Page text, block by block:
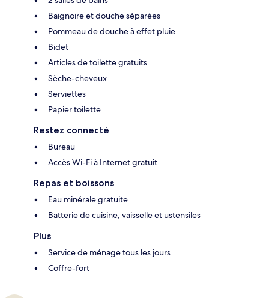
Baignoire et douche séparées
Pommeau de douche à effet pluie
Bidet
Articles de toilette gratuits
Sèche-cheveux
Serviettes
Papier toilette
Restez connecté
Bureau
Accès Wi-Fi à Internet gratuit
Repas et boissons
Eau minérale gratuite
Batterie de cuisine, vaisselle et ustensiles
Plus
Service de ménage tous les jours
Coffre-fort